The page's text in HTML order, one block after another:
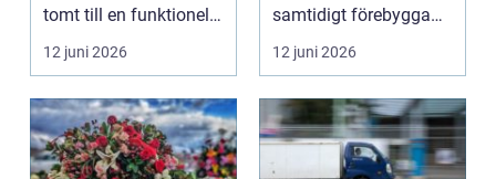
tomt till en funktionell,
vacker oc...
12 juni 2026
samtidigt förebygga
framtida besvär. För
många...
12 juni 2026